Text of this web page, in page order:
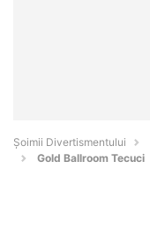
Şoimii Divertismentului
Gold Ballroom Tecuci